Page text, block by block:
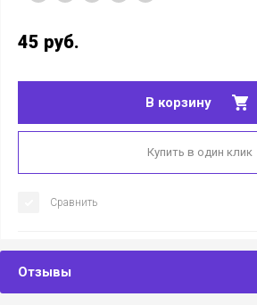
45 руб.
В корзину
Купить в один клик
Сравнить
Отзывы